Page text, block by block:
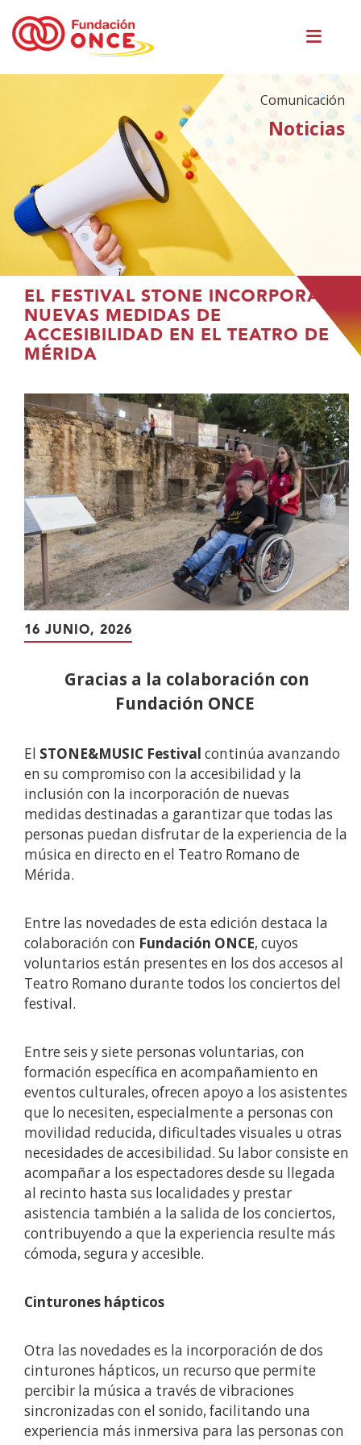
principal
Comunicación
Noticias
encuentras
EL FESTIVAL STONE INCORPORA
NUEVAS MEDIDAS DE
ACCESIBILIDAD EN EL TEATRO DE
MÉRIDA
16 JUNIO, 2026
Gracias a la colaboración con
Fundación ONCE
El STONE&MUSIC Festival continúa avanzando
en su compromiso con la accesibilidad y la
inclusión con la incorporación de nuevas
medidas destinadas a garantizar que todas las
personas puedan disfrutar de la experiencia de la
música en directo en el Teatro Romano de
Mérida.
Entre las novedades de esta edición destaca la
colaboración con Fundación ONCE, cuyos
voluntarios están presentes en los dos accesos al
Teatro Romano durante todos los conciertos del
festival.
Entre seis y siete personas voluntarias, con
formación específica en acompañamiento en
eventos culturales, ofrecen apoyo a los asistentes
que lo necesiten, especialmente a personas con
movilidad reducida, dificultades visuales u otras
necesidades de accesibilidad. Su labor consiste en
acompañar a los espectadores desde su llegada
al recinto hasta sus localidades y prestar
asistencia también a la salida de los conciertos,
contribuyendo a que la experiencia resulte más
cómoda, segura y accesible.
Cinturones hápticos
Otra las novedades es la incorporación de dos
cinturones hápticos, un recurso que permite
percibir la música a través de vibraciones
sincronizadas con el sonido, facilitando una
experiencia más inmersiva para las personas con